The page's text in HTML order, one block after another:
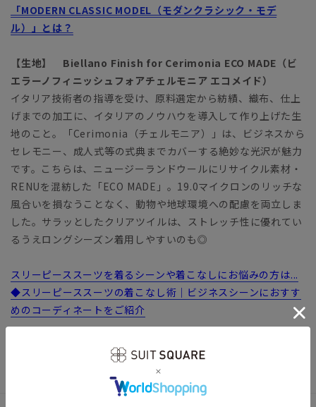
「MODERN CLASSIC MODEL（モダンクラシック・モデ
ル）」とは？
【生地】 Biellano Finish for Cerimonia ECO MADE（ビ
エラーノフィニッシュフォアチェルモニア エコメイド）
イタリア技術者の指導を受け、原料選定から紡績、織布、仕上
げまでの加工に、イタリアのノウハウを導入して作り上げた生
地のこと。「Cerimonia（チェルモニア）」は、ビジネスから
セレモニー、成人式等の式典までカバーする絶妙な光沢が魅力
です。こちらは、ニュージーランドウールにリサイクル素材・
RENUを混紡した「ECO MADE」。19.0マイクロンのリッチな
風合いを損なうことなく、動物や地球環境への配慮を両立しま
した。サラッとしたクリアツイルは、ストレッチ性に優れてい
るうえロングシーズン着用しやすいのも◎
スリーピーススーツを着るシーンや着こなしにお悩みの方は...
◆スリーピーススーツの着こなし術｜ビジネスシーンにおすす
めのコーディネートをご紹介
ビジネス タイト スリム ベスト付 冠婚葬祭 礼服 結婚
式 パーティー フォーマル成人式